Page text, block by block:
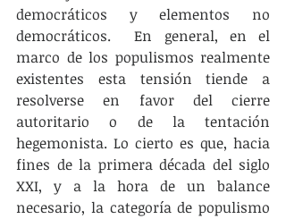
democráticos y elementos no
democráticos.  En general, en el
marco de los populismos realmente
existentes esta tensión tiende a
resolverse en favor del cierre
autoritario o de la tentación
hegemonista. Lo cierto es que, hacia
fines de la primera década del siglo
XXI, y a la hora de un balance
necesario, la categoría de populismo